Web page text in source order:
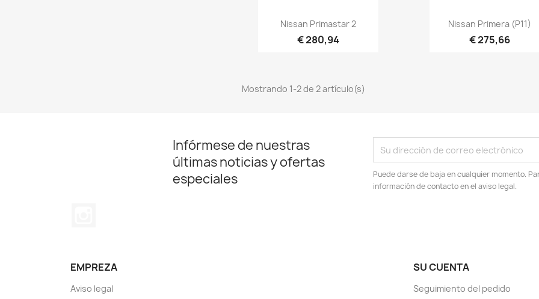
Vista rápida
Nissan Primastar 2
€ 280,94
Vista rápida
Nissan Primera (P11)
€ 275,66
Mostrando 1-2 de 2 artículo(s)
Infórmese de nuestras
últimas noticias y ofertas
especiales
Puede darse de baja en cualquier momento.
información de contacto en el aviso legal.
EMPREZA
Aviso legal
SU CUENTA
Seguimiento del pedido